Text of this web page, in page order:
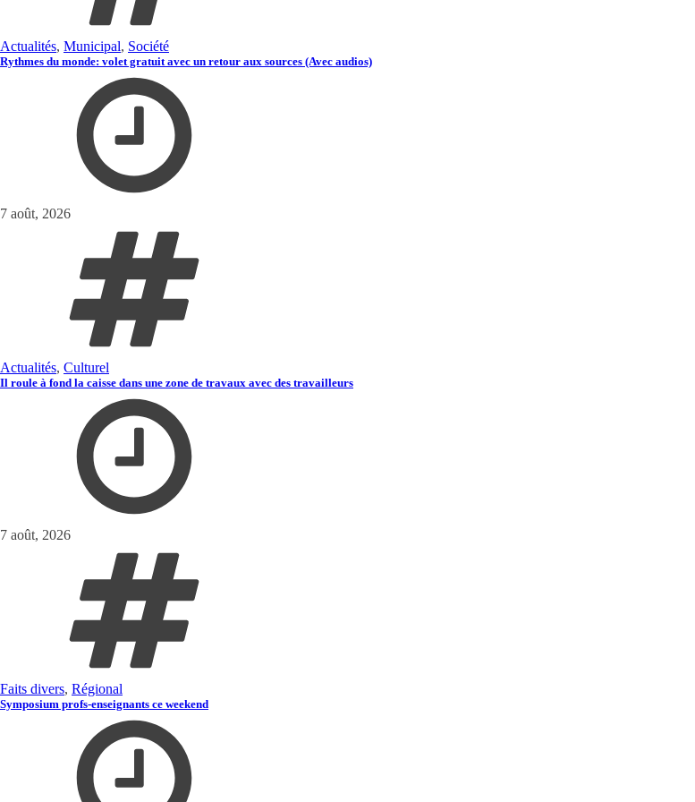
Actualités, Municipal, Société
Rythmes du monde: volet gratuit avec un retour aux sources (Avec audios)
7 août, 2026
Actualités, Culturel
Il roule à fond la caisse dans une zone de travaux avec des travailleurs
7 août, 2026
Faits divers, Régional
Symposium profs-enseignants ce weekend